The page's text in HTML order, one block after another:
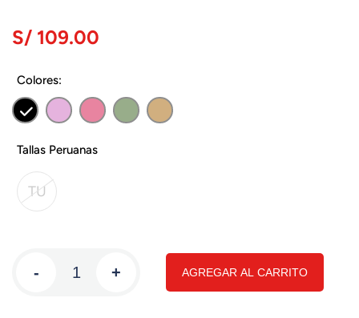
S/ 109.00
Colores:
Tallas Peruanas
TU
- + AGREGAR AL CARRITO